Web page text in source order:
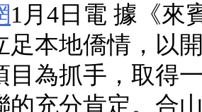
1月4日電 據《來
足本地僑情，以
目為抓手，取得
的充分肯定。合